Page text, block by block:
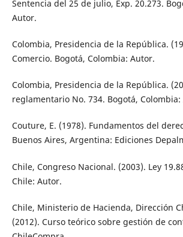
Sentencia del 25 de julio, Exp. 20.273.
Autor.
Colombia, Presidencia de la República.
Comercio. Bogotá, Colombia: Autor.
Colombia, Presidencia de la República.
reglamentario No. 734. Bogotá, Colombia:
Couture, E. (1978). Fundamentos del
Buenos Aires, Argentina: Ediciones
Chile, Congreso Nacional. (2003). Ley
Chile: Autor.
Chile, Ministerio de Hacienda, Dirección
(2012). Curso teórico sobre gestión de